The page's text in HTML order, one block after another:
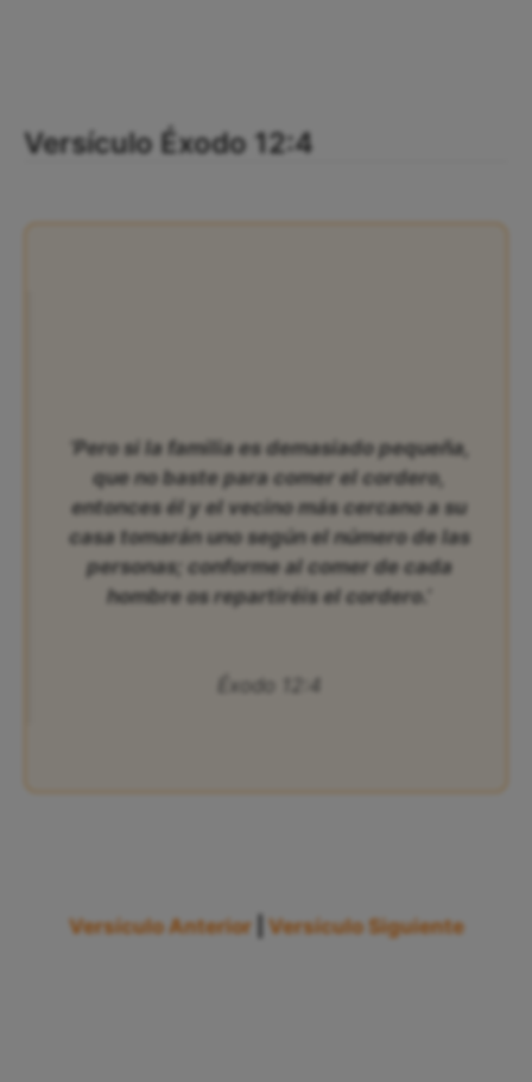
Versículo Éxodo 12:4
‘Pero si la familia es demasiado pequeña,
que no baste para comer el cordero,
entonces él y el vecino más cercano a su
casa tomarán uno según el número de las
personas; conforme al comer de cada
hombre os repartiréis el cordero.’
Éxodo 12:4
Versículo Anterior Versículo Siguiente